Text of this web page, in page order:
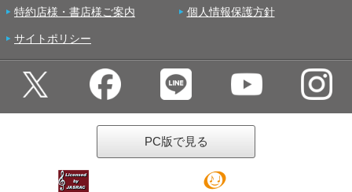
特約店様・書店様ご案内 個人情報保護方針
サイトポリシー
PC版で見る